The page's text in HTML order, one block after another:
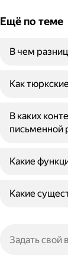
Ещё по теме
В чем
Как
В каких
письменной
Какие
Какие